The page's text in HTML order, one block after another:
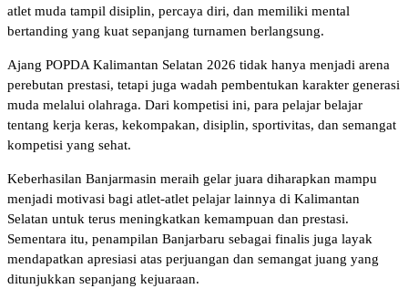
atlet muda tampil disiplin, percaya diri, dan memiliki mental
bertanding yang kuat sepanjang turnamen berlangsung.
Ajang POPDA Kalimantan Selatan 2026 tidak hanya menjadi arena
perebutan prestasi, tetapi juga wadah pembentukan karakter generasi
muda melalui olahraga. Dari kompetisi ini, para pelajar belajar
tentang kerja keras, kekompakan, disiplin, sportivitas, dan semangat
kompetisi yang sehat.
Keberhasilan Banjarmasin meraih gelar juara diharapkan mampu
menjadi motivasi bagi atlet-atlet pelajar lainnya di Kalimantan
Selatan untuk terus meningkatkan kemampuan dan prestasi.
Sementara itu, penampilan Banjarbaru sebagai finalis juga layak
mendapatkan apresiasi atas perjuangan dan semangat juang yang
ditunjukkan sepanjang kejuaraan.